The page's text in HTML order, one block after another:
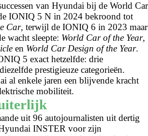
van Hyundai bij de World Car
IONIQ 5 N in 2024 bekroond tot
Car, terwijl de IONIQ 6 in 2023 maar
wacht sleepte: World Car of the Year,
en World Car Design of the Year.
5 exact hetzelfde: drie
prestigieuze categorieën.
al enkele jaren een blijvende kracht
mobiliteit.
uit 96 autojournalisten uit dertig
INSTER voor zijn